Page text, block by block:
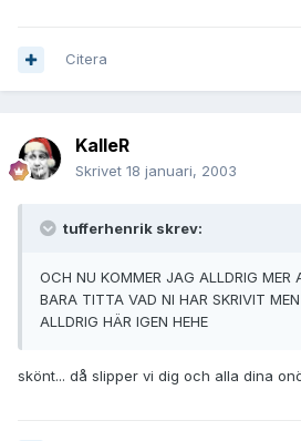
Citera
KalleR
Skrivet 18 januari, 2003
tufferhenrik skrev:
OCH NU KOMMER JAG ALLDRIG MER
BARA TITTA VAD NI HAR SKRIVIT
ALLDRIG HÄR IGEN HEHE
skönt... då slipper vi dig och alla dina